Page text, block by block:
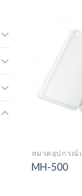
หมวดอุปกรณ์
MH-500